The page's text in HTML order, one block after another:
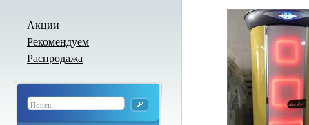
Акции
Рекомендуем
Распродажа